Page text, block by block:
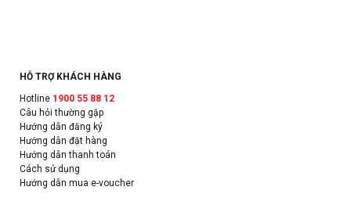
HỖ TRỢ KHÁCH HÀNG
Hotline 1900 55 88 12
Câu hỏi thường gặp
Hướng dẫn đăng ký
Hướng dẫn đặt hàng
Hướng dẫn thanh toán
Cách sử dụng
Hướng dẫn mua e-voucher